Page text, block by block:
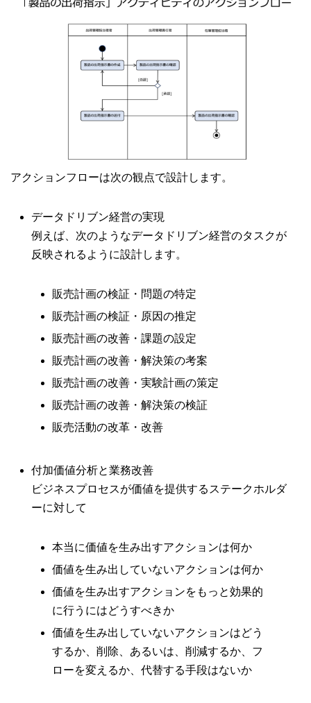
アクションフローは次の観点で設計します。
データドリブン経営の実現
例えば、次のようなデータドリブン経営のタスクが
反映されるように設計します。
販売計画の検証・問題の特定
販売計画の検証・原因の推定
販売計画の改善・課題の設定
販売計画の改善・解決策の考案
販売計画の改善・実験計画の策定
販売計画の改善・解決策の検証
販売活動の改革・改善
付加価値分析と業務改善
ビジネスプロセスが価値を提供するステークホルダ
ーに対して
本当に価値を生み出すアクションは何か
価値を生み出していないアクションは何か
価値を生み出すアクションをもっと効果的
に行うにはどうすべきか
価値を生み出していないアクションはどう
するか、削除、あるいは、削減するか、フ
ローを変えるか、代替する手段はないか